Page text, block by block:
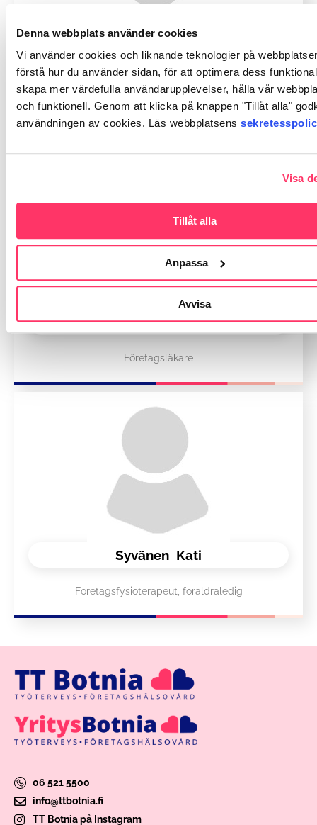
Denna webbplats använder cookies
Vi använder cookies och liknande teknologier på
förstå hur du använder sidan, för att optimera dess
skapa mer värdefulla användarupplevelser, hålla vår
och funktionell. Genom att klicka på knappen "Tillåt alla"
användningen av cookies. Läs webbplatsens
Visa
Tillåt alla
Anpassa
Avvisa
Saari Sami
Företagsfysioterapeut
Shemeikka Leena-Kaisa
Företagsläkare
Syvänen Kati
Företagsfysioterapeut, föräldraledig
06 521 5500
info@ttbotnia.fi
TT Botnia på Instagram